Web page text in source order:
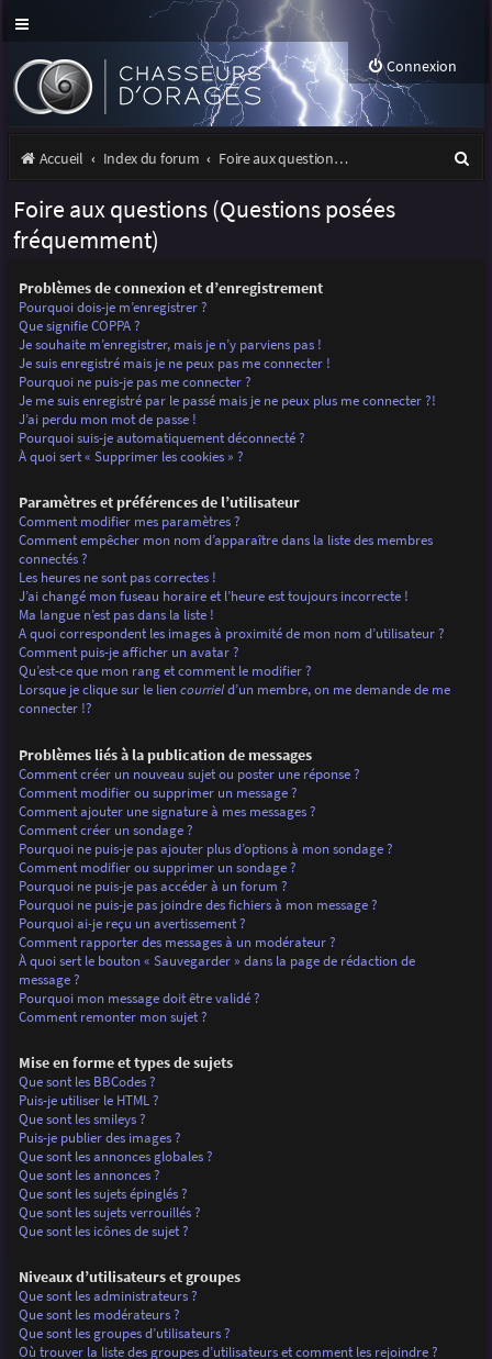
Connexion
Accueil Index du forum Foire aux questions (Questions posées fréquemment)
Foire aux questions (Questions posées
fréquemment)
Problèmes de connexion et d’enregistrement
Pourquoi dois-je m’enregistrer ?
Que signifie COPPA ?
Je souhaite m’enregistrer, mais je n’y parviens pas !
Je suis enregistré mais je ne peux pas me connecter !
Pourquoi ne puis-je pas me connecter ?
Je me suis enregistré par le passé mais je ne peux plus me connecter ?!
J’ai perdu mon mot de passe !
Pourquoi suis-je automatiquement déconnecté ?
À quoi sert « Supprimer les cookies » ?
Paramètres et préférences de l’utilisateur
Comment modifier mes paramètres ?
Comment empêcher mon nom d’apparaître dans la liste des membres
connectés ?
Les heures ne sont pas correctes !
J’ai changé mon fuseau horaire et l’heure est toujours incorrecte !
Ma langue n’est pas dans la liste !
A quoi correspondent les images à proximité de mon nom d’utilisateur ?
Comment puis-je afficher un avatar ?
Qu’est-ce que mon rang et comment le modifier ?
Lorsque je clique sur le liencourrield’un membre, on me demande de me
connecter !?
Problèmes liés à la publication de messages
Comment créer un nouveau sujet ou poster une réponse ?
Comment modifier ou supprimer un message ?
Comment ajouter une signature à mes messages ?
Comment créer un sondage ?
Pourquoi ne puis-je pas ajouter plus d’options à mon sondage ?
Comment modifier ou supprimer un sondage ?
Pourquoi ne puis-je pas accéder à un forum ?
Pourquoi ne puis-je pas joindre des fichiers à mon message ?
Pourquoi ai-je reçu un avertissement ?
Comment rapporter des messages à un modérateur ?
À quoi sert le bouton « Sauvegarder » dans la page de rédaction de
message ?
Pourquoi mon message doit être validé ?
Comment remonter mon sujet ?
Mise en forme et types de sujets
Que sont les BBCodes ?
Puis-je utiliser le HTML ?
Que sont les smileys ?
Puis-je publier des images ?
Que sont les annonces globales ?
Que sont les annonces ?
Que sont les sujets épinglés ?
Que sont les sujets verrouillés ?
Que sont les icônes de sujet ?
Niveaux d’utilisateurs et groupes
Que sont les administrateurs ?
Que sont les modérateurs ?
Que sont les groupes d’utilisateurs ?
Où trouver la liste des groupes d’utilisateurs et comment les rejoindre ?